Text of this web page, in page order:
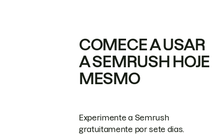
COMECE A USAR
A SEMRUSH HOJE
MESMO
Experimente a Semrush
gratuitamente por sete dias.